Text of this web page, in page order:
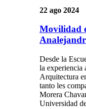
22 ago 2024
Movilidad
Desde la
la experiencia
Arquitectura
tanto les
Morera
Universidad